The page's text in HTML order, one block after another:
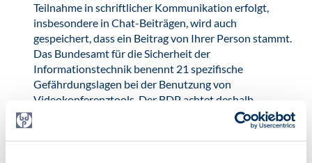
Teilnahme in schriftlicher Kommunikation erfolgt,
insbesondere in Chat-Beiträgen, wird auch
gespeichert, dass ein Beitrag von Ihrer Person stammt.
Das Bundesamt für die Sicherheit der
Informationstechnik benennt 21 spezifische
Gefährdungslagen bei der Benutzung von
Videokonferenztools. Der BDP achtet deshalb
Videokonferenztools die Gewährleistung höherer
Datenschutzansprüchen zu erfüllen scheinen.